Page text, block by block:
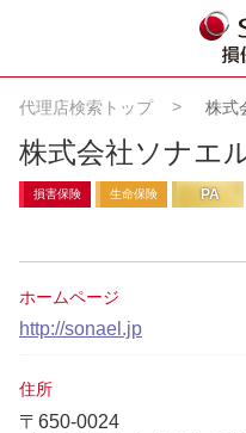
代理店検索トップ 株式
株式会社ソナエ
損害保険 生命保険 PA
ホームページ
http://sonael.jp
住所
〒650-0024